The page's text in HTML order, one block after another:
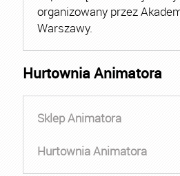
organizowany przez
Warszawy.
Hurtownia Animatora
Sklep Animatora
Hurtownia Animatora